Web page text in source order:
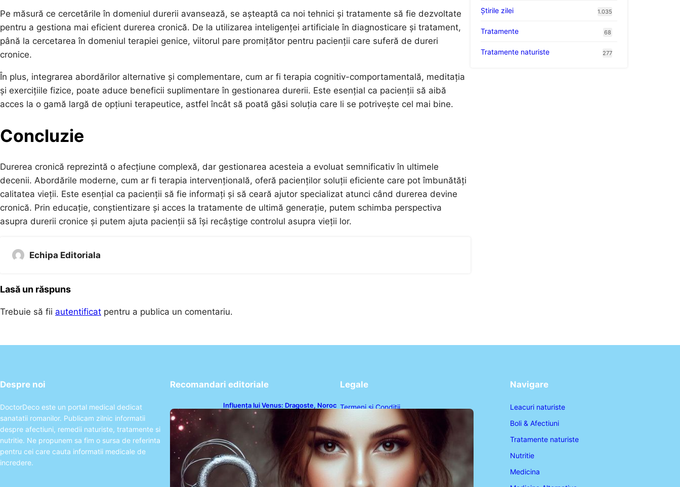
Pe măsură ce cercetările în domeniul durerii avansează, se așteaptă ca noi tehnici și tratamente să fie dezvoltate
pentru a gestiona mai eficient durerea cronică. De la utilizarea inteligenței artificiale în diagnosticare și tratament,
până la cercetarea în domeniul terapiei genice, viitorul pare promițător pentru pacienții care suferă de dureri
cronice.
În plus, integrarea abordărilor alternative și complementare, cum ar fi terapia cognitiv-comportamentală, meditația
și exercițiile fizice, poate aduce beneficii suplimentare în gestionarea durerii. Este esențial ca pacienții să aibă
acces la o gamă largă de opțiuni terapeutice, astfel încât să poată găsi soluția care li se potrivește cel mai bine.
Concluzie
Durerea cronică reprezintă o afecțiune complexă, dar gestionarea acesteia a evoluat semnificativ în ultimele
decenii. Abordările moderne, cum ar fi terapia intervențională, oferă pacienților soluții eficiente care pot îmbunătăți
calitatea vieții. Este esențial ca pacienții să fie informați și să ceară ajutor specializat atunci când durerea devine
cronică. Prin educație, conștientizare și acces la tratamente de ultimă generație, putem schimba perspectiva
asupra durerii cronice și putem ajuta pacienții să își recâștige controlul asupra vieții lor.
Echipa Editoriala
Lasă un răspuns
Trebuie să fii autentificat pentru a publica un comentariu.
Știrile zilei 1.035
Tratamente 68
Tratamente naturiste 277
Despre noi
DoctorDeco este un portal medical dedicat
sanatatii romanilor. Publicam zilnic informatii
despre afectiuni, remedii naturiste, tratamente si
nutritie. Ne propunem sa fim o sursa de referinta
pentru cei care cauta informatii medicale de
incredere.
Recomandari editoriale
Influența lui Venus: Dragoste, Noroc
și Oportunități pentru Tauri și Balanțe
în Weekendul 8-9 August
Legale
Termeni și Condiții
Politica de Confidențialitate
Politica de Cookies
Disclaimer
Contact
Navigare
Leacuri naturiste
Boli & Afectiuni
Tratamente naturiste
Nutritie
Medicina